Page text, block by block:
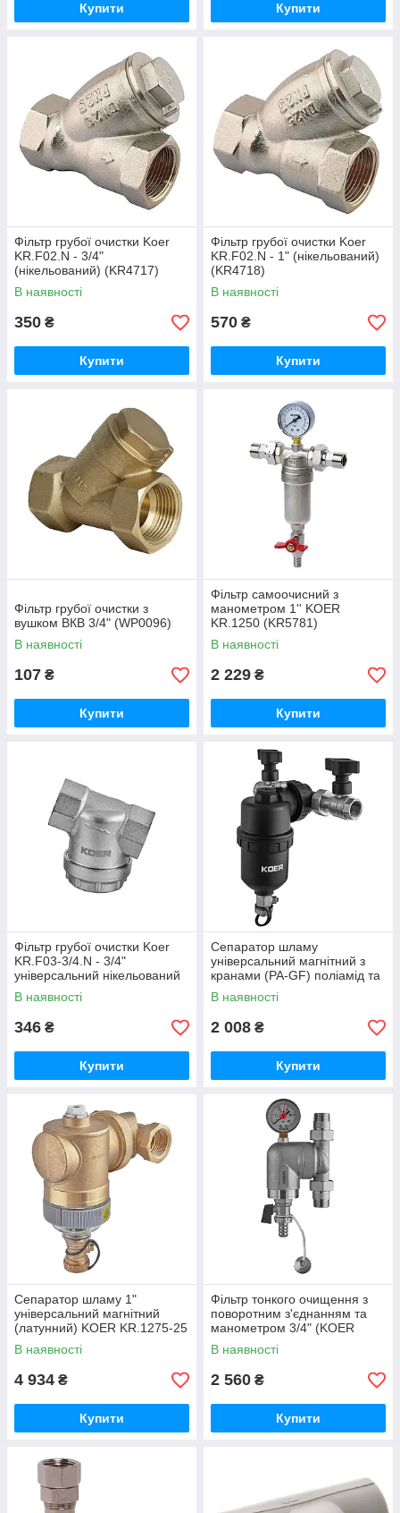
Купити Купити
Фільтр грубої очистки Koer
KR.F02.N - 3/4"
(нікельований) (KR4717)
В наявності
350 ₴
Купити
Фільтр грубої очистки Koer
KR.F02.N - 1" (нікельований)
(KR4718)
В наявності
570 ₴
Купити
Фільтр грубої очистки з
вушком ВКВ 3/4" (WP0096)
В наявності
107 ₴
Купити
Фільтр самоочисний з
манометром 1'' KOER
KR.1250 (KR5781)
В наявності
2 229 ₴
Купити
Фільтр грубої очистки Koer
KR.F03-3/4.N - 3/4"
універсальний нікельований
(KR5472)
В наявності
346 ₴
Купити
Сепаратор шламу
універсальний магнітний з
кранами (PA-GF) поліамід та
скловолокно 3/4" KOER
KR.1273 (KR5678)
В наявності
2 008 ₴
Купити
Сепаратор шламу 1"
універсальний магнітний
(латунний) KOER KR.1275-25
(KR5852)
В наявності
4 934 ₴
Купити
Фільтр тонкого очищення з
поворотним з'єднанням та
манометром 3/4" (KOER
KR.1240) (KR5879)
В наявності
2 560 ₴
Купити